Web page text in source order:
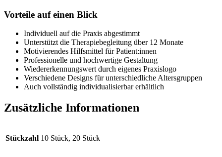
Vorteile auf einen Blick
Individuell auf die Praxis abgestimmt
Unterstützt die Therapiebegleitung über 12 Monate
Motivierendes Hilfsmittel für Patient:innen
Professionelle und hochwertige Gestaltung
Wiedererkennungswert durch eigenes Praxislogo
Verschiedene Designs für unterschiedliche Altersgruppen
Auch vollständig individualisierbar erhältlich
Zusätzliche Informationen
Stückzahl 10 Stück, 20 Stück